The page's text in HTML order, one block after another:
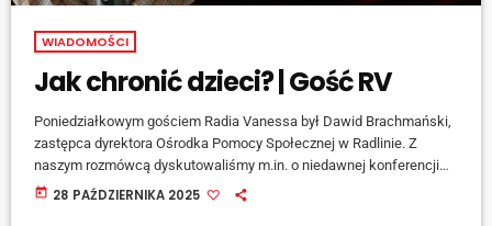
WIADOMOŚCI
Jak chronić dzieci? | Gość RV
Poniedziałkowym gościem Radia Vanessa był Dawid Brachmański,
zastępca dyrektora Ośrodka Pomocy Społecznej w Radlinie. Z
naszym rozmówcą dyskutowaliśmy m.in. o niedawnej konferencji
“ChrońMY Dzieci 2.0”, standardach ochrony małoletnich czy
today 28 PAŹDZIERNIKA 2025